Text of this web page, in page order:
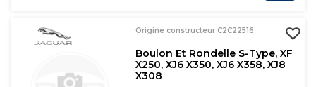
Origine constructeur C2C22516
Boulon Et Rondelle S-Type, XF
X250, XJ6 X350, XJ6 X358, XJ8
X308